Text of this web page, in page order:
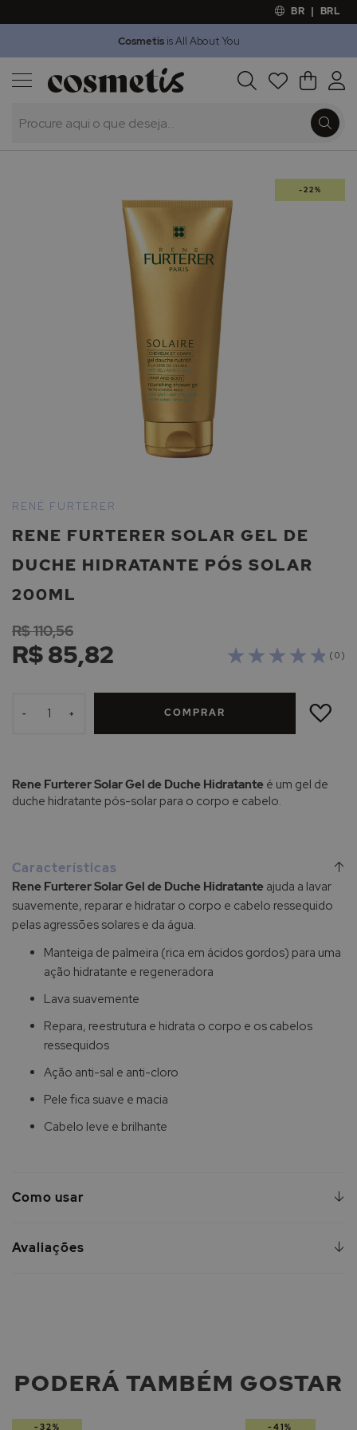
BR | BRL
Cosmetisis All About You
Procura O Meu
Outlet
para
início
Galeria
de
imagens
-22%
RENE FURTERER SOLAR GEL DE
DUCHE HIDRATANTE PÓS SOLAR
200ML
RENÉ FURTERER
( 0 )
R$ 85,82
R$ 110,56
- + COMPRAR
ADICIONAR
LISTA
Rene Furterer Solar Gel de Duche Hidratante é um gel de
duche hidratante pós-solar para o corpo e cabelo.
Características
Rene Furterer Solar Gel de Duche Hidratante ajuda a lavar
suavemente, reparar e hidratar o corpo e cabelo ressequido
pelas agressões solares e da água.
Manteiga de palmeira (rica em ácidos gordos) para uma
ação hidratante e regeneradora
Lava suavemente
Repara, reestrutura e hidrata o corpo e os cabelos
ressequidos
Ação anti-sal e anti-cloro
Pele fica suave e macia
Cabelo leve e brilhante
Como usar
Avaliações
PODERÁ TAMBÉM GOSTAR
-32% -41%